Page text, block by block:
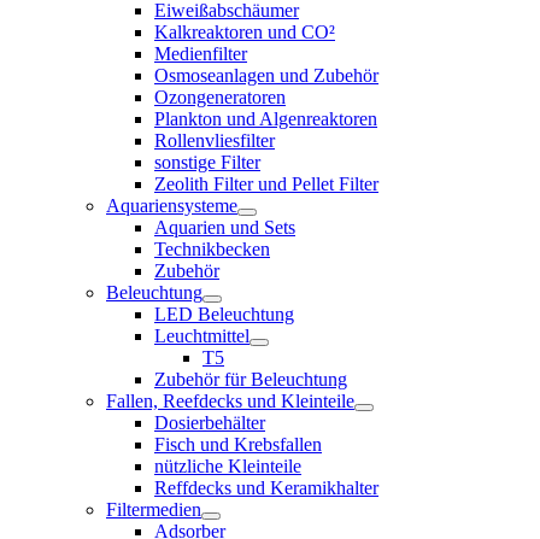
Eiweißabschäumer
Kalkreaktoren und CO²
Medienfilter
Osmoseanlagen und Zubehör
Ozongeneratoren
Plankton und Algenreaktoren
Rollenvliesfilter
sonstige Filter
Zeolith Filter und Pellet Filter
Aquariensysteme
Aquarien und Sets
Technikbecken
Zubehör
Beleuchtung
LED Beleuchtung
Leuchtmittel
T5
Zubehör für Beleuchtung
Fallen, Reefdecks und Kleinteile
Dosierbehälter
Fisch und Krebsfallen
nützliche Kleinteile
Reffdecks und Keramikhalter
Filtermedien
Adsorber